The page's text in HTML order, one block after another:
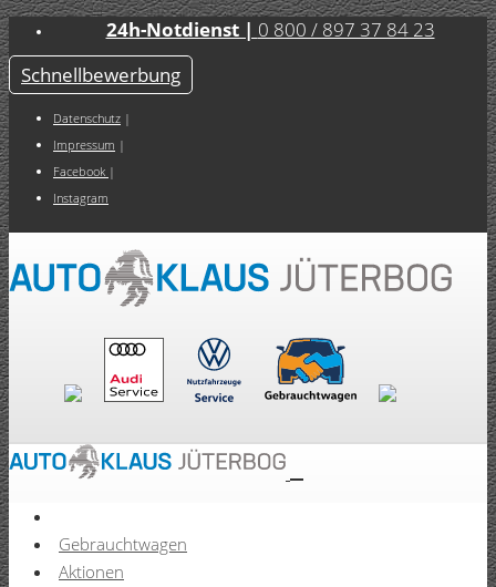
24h-Notdienst | 0 800 / 897 37 84 23
Schnellbewerbung
Datenschutz |
Impressum |
Facebook |
Instagram
Gebrauchtwagen
Aktionen